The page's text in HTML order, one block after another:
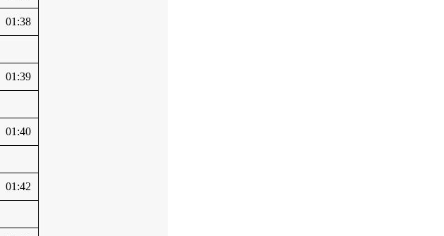
01:38
01:39
01:40
01:42